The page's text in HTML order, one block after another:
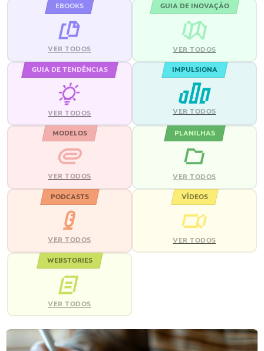
EBOOKS
VER TODOS
GUIA DE INOVAÇÃO
VER TODOS
GUIA DE TENDÊNCIAS
VER TODOS
IMPULSIONA
VER TODOS
MODELOS
VER TODOS
PLANILHAS
VER TODOS
PODCASTS
VER TODOS
VÍDEOS
VER TODOS
WEBSTORIES
VER TODOS